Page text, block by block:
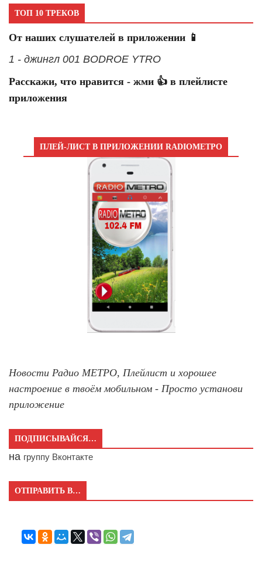
ТОП 10 ТРЕКОВ
От наших слушателей в приложении 📱
1 - джингл 001 BODROE YTRO
Расскажи, что нравится - жми 👍 в плейлисте
приложения
ПЛЕЙ-ЛИСТ В ПРИЛОЖЕНИИ RADIOМЕТРО
Новости Радио МЕТРО, Плейлист и хорошее
настроение в твоём мобильном - Просто установи
приложение
ПОДПИСЫВАЙСЯ…
на группу Вконтакте
ОТПРАВИТЬ В…